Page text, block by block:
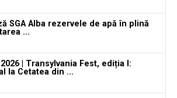
teiusinfo.ro ca sursă
SGA Alba rezervele de apă în plină
...
| Transylvania Fest, ediția I:
la Cetatea din ...